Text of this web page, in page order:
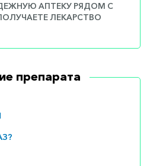
АПТЕКУ РЯДОМ С
ЛЕКАРСТВО
препарата